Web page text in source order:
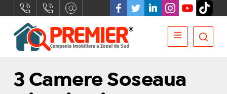
3 Camere Soseaua